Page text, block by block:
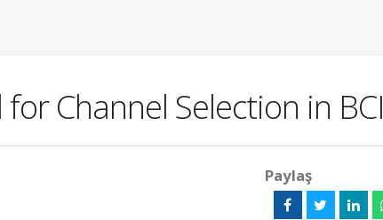
Channel Selection in BCI
Paylaş